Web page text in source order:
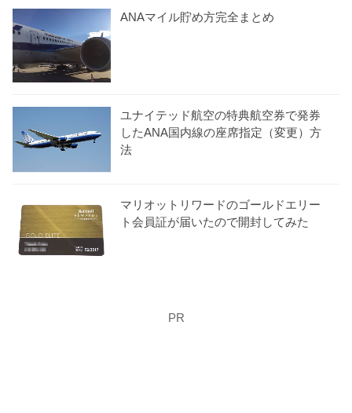
ANAマイル貯め方完全まとめ
ユナイテッド航空の特典航空券で発券
したANA国内線の座席指定（変更）方
法
マリオットリワードのゴールドエリー
ト会員証が届いたので開封してみた
PR